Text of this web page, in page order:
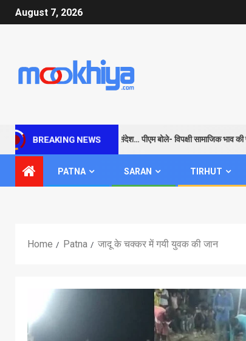
August 7, 2026
BREAKING NEWS
के जरिए विपक्ष को सबक और संदेश… पीएम बोले- विपक्षी सामाजिक भाव की पवित्रता
PATNA SARAN TIRHUT
Home Patna जादू के चक्कर में गयी युवक की जान